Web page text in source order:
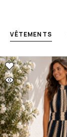
VÊTEMENTS